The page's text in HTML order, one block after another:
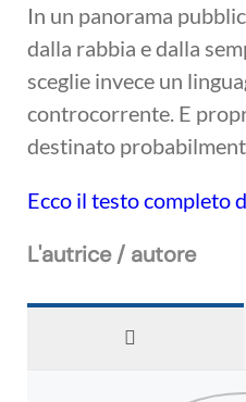
In un panorama
dalla rabbia e dalla
sceglie invece un
controcorrente. E
destinato
Ecco il testo completo
L'autrice / autore